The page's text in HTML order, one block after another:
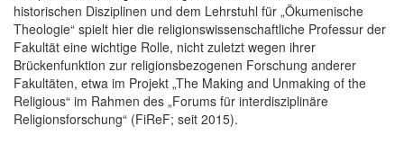
historischen Disziplinen und dem Lehrstuhl für „Ökumenische
Theologie“ spielt hier die religionswissenschaftliche Professur der
Fakultät eine wichtige Rolle, nicht zuletzt wegen ihrer
Brückenfunktion zur religionsbezogenen Forschung anderer
Fakultäten, etwa im Projekt „The Making and Unmaking of the
Religious“ im Rahmen des „Forums für interdisziplinäre
Religionsforschung“ (FiReF; seit 2015).